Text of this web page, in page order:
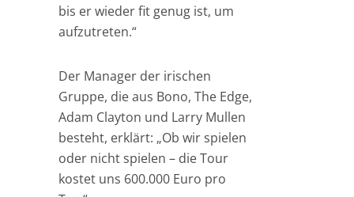
bis er wieder fit genug ist, um
aufzutreten.“
Der Manager der irischen
Gruppe, die aus Bono, The Edge,
Adam Clayton und Larry Mullen
besteht, erklärt: „Ob wir spielen
oder nicht spielen – die Tour
kostet uns 600.000 Euro pro